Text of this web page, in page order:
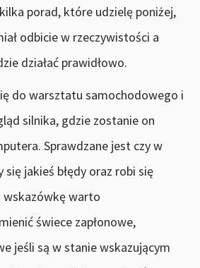
porad, które udzielę poniżej,
odbicie w rzeczywistości a
działać prawidłowo.
do warsztatu samochodowego i
silnika, gdzie zostanie on
Sprawdzane jest czy w
się jakieś błędy oraz robi się
wskazówkę warto
świece zapłonowe,
jeśli są w stanie wskazującym